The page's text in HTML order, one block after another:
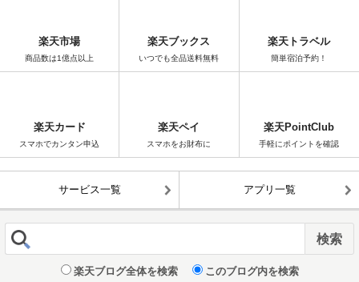
楽天市場
商品数は1億点以上
楽天ブックス
いつでも全品送料無料
楽天トラベル
簡単宿泊予約！
楽天カード
スマホでカンタン申込
楽天ペイ
スマホをお財布に
楽天PointClub
手軽にポイントを確認
サービス一覧 アプリ一覧
楽天ブログ全体を検索 このブログ内を検索